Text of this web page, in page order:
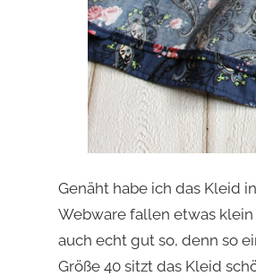
Genäht habe ich das Kleid
Webware fallen etwas
auch echt gut so, denn so
Größe 40 sitzt das Kleid